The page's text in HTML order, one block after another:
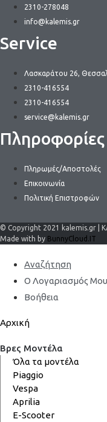
2310-278048
info@kalemis.gr
Service
Λασκαράτου 26,
2310-416554
2310-416554
service@kalemis.gr
Πληροφορίες
Πληρωμές/Αποστολές
Επικοινωνία
Πολιτική Επιστροφών
© Copyright 2021 kalemis.gr |
Made with by BunnyCloud.IT
Αναζήτηση
Ο Λογαριασμός Μου
Βοήθεια
Αρχική
Βρες Μοντέλα
Όλα τα μοντέλα
Piaggio
Vespa
Aprilia
E-Scooter